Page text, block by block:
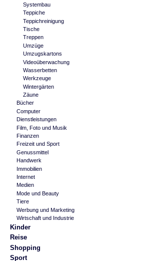
Systembau
Teppiche
Teppichreinigung
Tische
Treppen
Umzüge
Umzugskartons
Videoüberwachung
Wasserbetten
Werkzeuge
Wintergärten
Zäune
Bücher
Computer
Dienstleistungen
Film, Foto und Musik
Finanzen
Freizeit und Sport
Genussmittel
Handwerk
Immobilien
Internet
Medien
Mode und Beauty
Tiere
Werbung und Marketing
Wirtschaft und Industrie
Kinder
Reise
Shopping
Sport